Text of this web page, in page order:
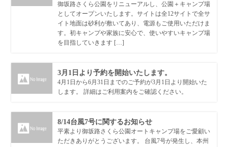
御坂路さくら公園をリニューアルし、公園＋キャンプ場
としてオープンいたします。サイトは全12サイトで全サ
イト地面は砂利が敷いてあり、電源もご使用いただけま
す。初キャンプや家族に安心で、使いやすいキャンプ場
を目指していきます […]
3月1日より予約を開始いたします。
4月1日から6月31日までのご予約が3月1日より開始いた
します。 詳細はご利用案内をご確認ください。
8/14台風7号に関するお知らせ
平素より御坂路さくら公園オートキャンプ場をご愛顧い
ただきありがとうございます。 台風7号が発生し、本州